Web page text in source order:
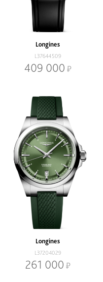
Longines
L37644509
409 000
Longines
L37204029
261 000